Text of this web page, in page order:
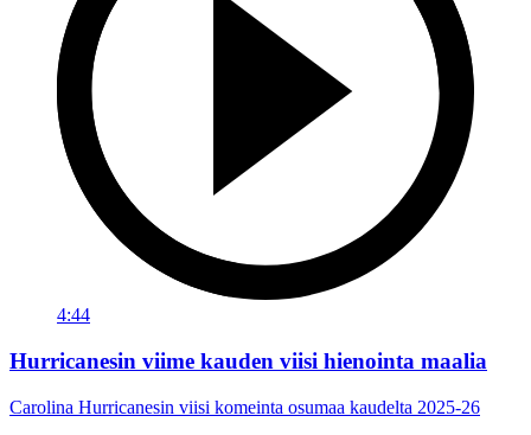
4:44
Hurricanesin viime kauden viisi hienointa maalia
Carolina Hurricanesin viisi komeinta osumaa kaudelta 2025-26